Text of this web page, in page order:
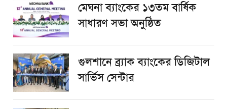
মেঘনা ব্যাংকের ১৩তম বার্ষিক
সাধারণ সভা অনুষ্ঠিত
গুলশানে ব্র্যাক ব্যাংকের ডিজিটাল
সার্ভিস সেন্টার